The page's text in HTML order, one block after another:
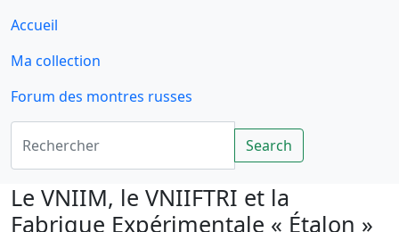
Accueil
Ma collection
Forum des montres russes
Rechercher
Search
Le VNIIM, le VNIIFTRI et la
Fabrique Expérimentale « Étalon »